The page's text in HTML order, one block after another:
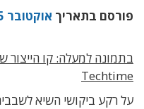
פורסם בתאריך אוקטובר 5, 2021
Techtime
על רקע ביקושי השיא